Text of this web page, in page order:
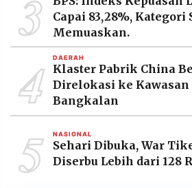
3
Capai 83,28%, Kategori
Memuaskan.
4 DAERAH
Klaster Pabrik China
Direlokasi ke
Bangkalan
5 NASIONAL
Sehari Dibuka, War
Diserbu Lebih dari 128